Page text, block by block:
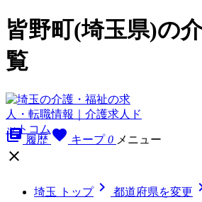
皆野町(埼玉県)の
覧
library_books 履歴 favorite キープ 0 メニュー

埼玉 トップ 都道府県を変更